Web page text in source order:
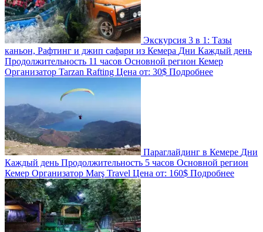
Экскурсия 3 в 1: Тазы
каньон, Рафтинг и джип сафари из Кемера Дни Каждый день
Продолжительность 11 часов Основной регион Кемер
Организатор Tarzan Rafting Цена от: 30$ Подробнее
Параглайдинг в Кемере Дни
Каждый день Продолжительность 5 часов Основной регион
Кемер Организатор Marş Travel Цена от: 160$ Подробнее